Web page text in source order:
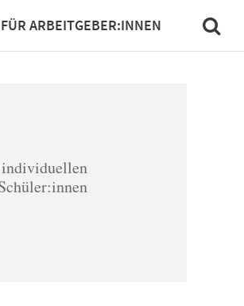
FÜR ARBEITGEBER:INNEN